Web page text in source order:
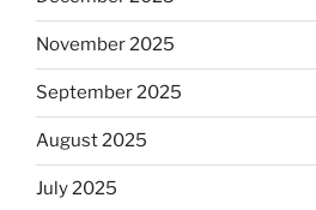
November 2025
September 2025
August 2025
July 2025